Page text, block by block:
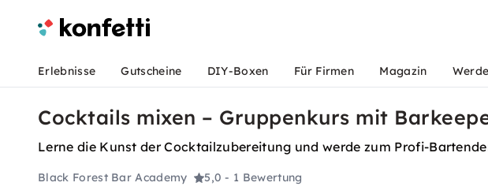
Erlebnisse Gutscheine DIY-Boxen Für Firmen Magazin
Cocktails mixen – Gruppenkurs mit
Lerne die Kunst der Cocktailzubereitung und werde zum Profi-
Black Forest Bar Academy 5,0- 1 Bewertung